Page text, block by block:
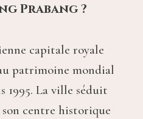
Prabang ?
capitale royale
patrimoine mondial
1995. La ville séduit
centre historique